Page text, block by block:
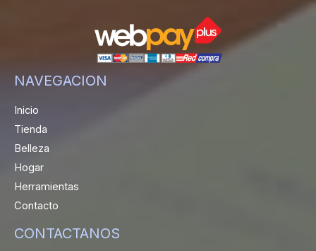
NAVEGACION
Inicio
Tienda
Belleza
Hogar
Herramientas
Contacto
CONTACTANOS